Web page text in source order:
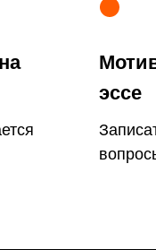
эссе